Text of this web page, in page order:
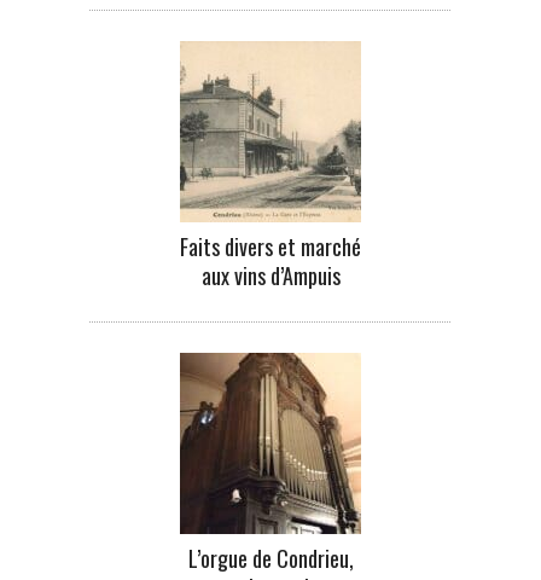
Faits divers et marché
aux vins d’Ampuis
L’orgue de Condrieu,